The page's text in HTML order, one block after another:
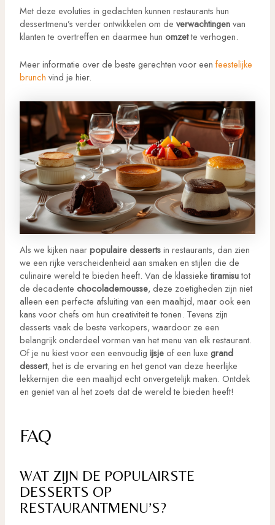
Met deze evoluties in gedachten kunnen restaurants hun
dessertmenu’s verder ontwikkelen om de verwachtingenvan
klanten te overtreffen en daarmee hun omzette verhogen.
Meer informatie over de beste gerechten voor een feestelijke
brunch vind je hier.
Als we kijken naarpopulaire dessertsin restaurants, dan zien
we een rijke verscheidenheid aan smaken en stijlen die de
culinaire wereld te bieden heeft. Van de klassieketiramisutot
de decadente chocolademousse, deze zoetigheden zijn niet
alleen een perfecte afsluiting van een maaltijd, maar ook een
kans voor chefs om hun creativiteit te tonen. Tevens zijn
desserts vaak de beste verkopers, waardoor ze een
belangrijk onderdeel vormen van het menu van elk restaurant.
Of je nu kiest voor een eenvoudig ijsjeof een luxe grand
dessert, het is de ervaring en het genot van deze heerlijke
lekkernijen die een maaltijd echt onvergetelijk maken. Ontdek
en geniet van al het zoets dat de wereld te bieden heeft!
FAQ
WAT ZIJN DE POPULAIRSTE
DESSERTS OP
RESTAURANTMENU’S?